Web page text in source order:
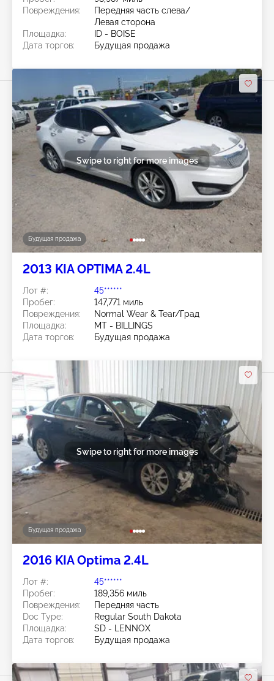
Повреждения:
Передняя часть слева/
Левая сторона
Площадка:
ID - BOISE
Дата торгов:
Будущая продажа
Будущая продажа
Swipe to right for more images
2013 KIA OPTIMA 2.4L
Лот #:
45******
Пробег:
147,771 миль
Повреждения:
Normal Wear & Tear/Град
Площадка:
MT - BILLINGS
Дата торгов:
Будущая продажа
Будущая продажа
Swipe to right for more images
2016 KIA Optima 2.4L
Лот #:
45******
Пробег:
189,356 миль
Повреждения:
Передняя часть
Doc Type:
Regular South Dakota
Площадка:
SD - LENNOX
Дата торгов:
Будущая продажа